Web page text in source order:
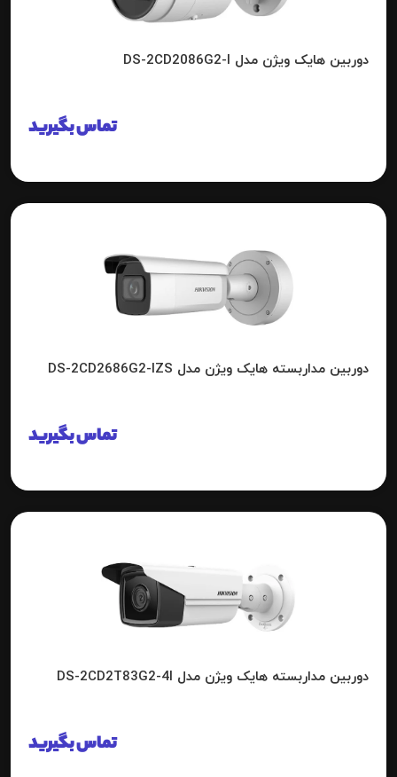
دوربین هایک ویژن مدل DS-2CD2086G2-I
تماس بگیرید
دوربین مداربسته هایک ویژن مدل DS-2CD2686G2-IZS
تماس بگیرید
دوربین مداربسته هایک ویژن مدل DS-2CD2T83G2-4I
تماس بگیرید